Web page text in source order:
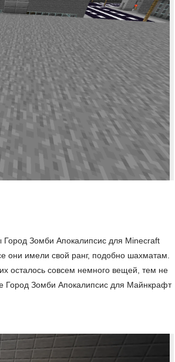
Город Зомби Апокалипсис для Minecraft
они имели свой ранг, подобно шахматам.
осталось совсем немного вещей, тем не
Город Зомби Апокалипсис для Майнкрафт